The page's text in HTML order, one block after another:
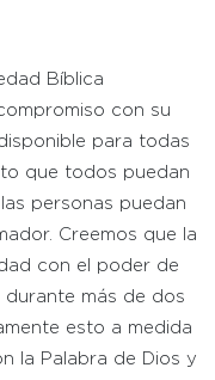
Bíblica
con su
para todas
que todos puedan
personas puedan
Creemos que la
con el poder de
más de dos
esto a medida
la Palabra de Dios y